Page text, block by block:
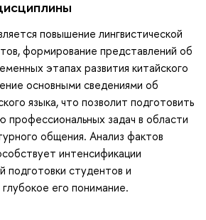
повышение лингвистической
формирование представлений об
этапах развития китайского
основными сведениями об
языка, что позволит подготовить
профессиональных задач в области
общения. Анализ фактов
интенсификации
подготовки студентов и
его понимание.